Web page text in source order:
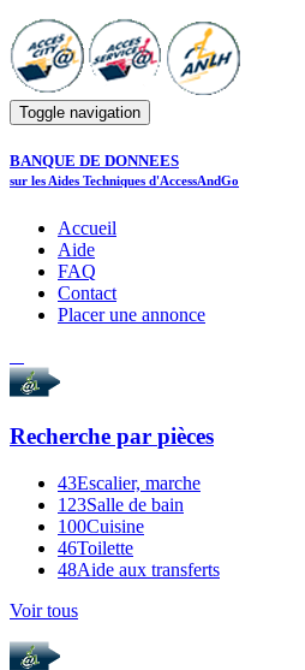
Toggle navigation
BANQUE DE DONNEES
sur les Aides Techniques d'AccessAndGo
Accueil
Aide
FAQ
Contact
Placer une annonce
Recherche par pièces
43Escalier, marche
123Salle de bain
100Cuisine
46Toilette
48Aide aux transferts
Voir tous